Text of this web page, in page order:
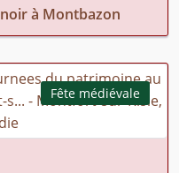
à Montbazon
Fête médiévale